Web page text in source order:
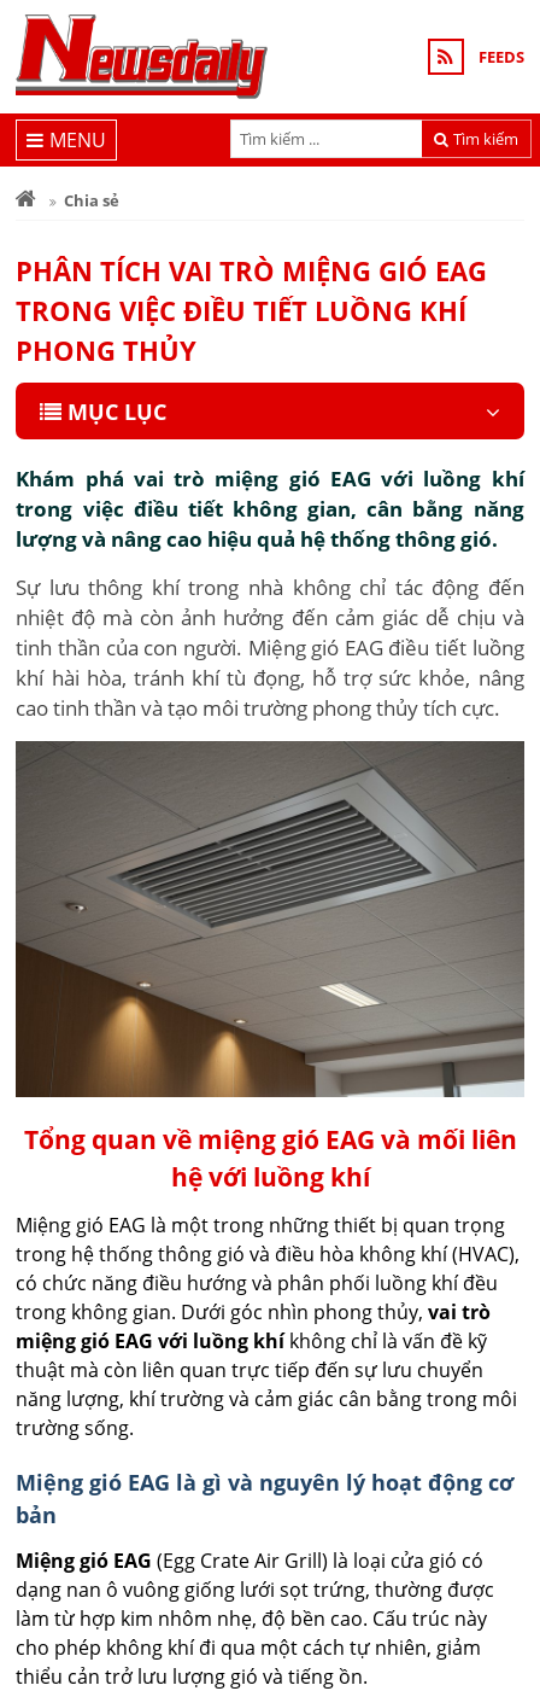
FEEDS
Tìm kiếm
MENU
Chia sẻ
PHÂN TÍCH VAI TRÒ MIỆNG GIÓ EAG
TRONG VIỆC ĐIỀU TIẾT LUỒNG KHÍ
PHONG THỦY
MỤC LỤC
Khám phá vai trò miệng gió EAG với luồng khí
trong việc điều tiết không gian, cân bằng năng
lượng và nâng cao hiệu quả hệ thống thông gió.
Sự lưu thông khí trong nhà không chỉ tác động đến
nhiệt độ mà còn ảnh hưởng đến cảm giác dễ chịu và
tinh thần của con người. Miệng gió EAG điều tiết luồng
khí hài hòa, tránh khí tù đọng, hỗ trợ sức khỏe, nâng
cao tinh thần và tạo môi trường phong thủy tích cực.
Tổng quan về miệng gió EAG và mối liên
hệ với luồng khí
Miệng gió EAG là một trong những thiết bị quan trọng
trong hệ thống thông gió và điều hòa không khí (HVAC),
có chức năng điều hướng và phân phối luồng khí đều
trong không gian. Dưới góc nhìn phong thủy,vai trò
miệng gió EAG với luồng khíkhông chỉ là vấn đề kỹ
thuật mà còn liên quan trực tiếp đến sự lưu chuyển
năng lượng, khí trường và cảm giác cân bằng trong môi
trường sống.
Miệng gió EAG là gì và nguyên lý hoạt động cơ
bản
Miệng gió EAG (Egg Crate Air Grill) là loại cửa gió có
dạng nan ô vuông giống lưới sọt trứng, thường được
làm từ hợp kim nhôm nhẹ, độ bền cao. Cấu trúc này
cho phép không khí đi qua một cách tự nhiên, giảm
thiểu cản trở lưu lượng gió và tiếng ồn.